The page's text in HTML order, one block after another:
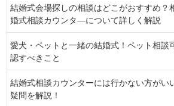
結婚式会場探しの相談はどこがおすすめ？
婚式相談カウンタ―について詳しく解説
愛犬・ペットと一緒の結婚式！ペット相談
認すべきこと
結婚式相談カウンターには行かない方がい
疑問を解説！